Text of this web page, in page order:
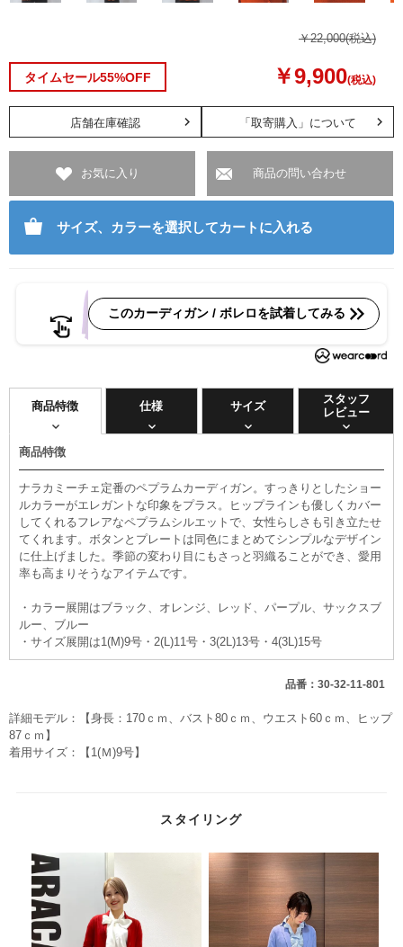
￥22,000(税込)
タイムセール55%OFF ￥9,900(税込)
「取寄購入」について
店舗在庫確認
お気に入り 商品の問い合わせ
サイズ、カラーを選択してカートに入れる
このカーディガン / ボレロを試着してみる
商品特徴 仕様 サイズ
スタッフ
レビュー
商品特徴
ナラカミーチェ定番のペプラムカーディガン。すっきりとしたショー
ルカラーがエレガントな印象をプラス。ヒップラインも優しくカバー
してくれるフレアなペプラムシルエットで、女性らしさも引き立たせ
てくれます。ボタンとプレートは同色にまとめてシンプルなデザイン
に仕上げました。季節の変わり目にもさっと羽織ることができ、愛用
率も高まりそうなアイテムです。
・カラー展開はブラック、オレンジ、レッド、パープル、サックスブ
ルー、ブルー
・サイズ展開は1(M)9号・2(L)11号・3(2L)13号・4(3L)15号
品番：30-32-11-801
詳細モデル：【身長：170ｃｍ、バスト80ｃｍ、ウエスト60ｃｍ、ヒップ
87ｃｍ】
着用サイズ：【1(Ｍ)9号】
スタイリング